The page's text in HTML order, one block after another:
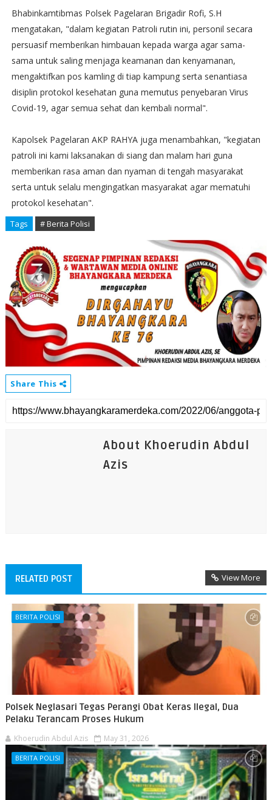
Bhabinkamtibmas Polsek Pagelaran Brigadir Rofi, S.H
mengatakan, "dalam kegiatan Patroli rutin ini, personil secara
persuasif memberikan himbauan kepada warga agar sama-
sama untuk saling menjaga keamanan dan kenyamanan,
mengaktifkan pos kamling di tiap kampung serta senantiasa
disiplin protokol kesehatan guna memutus penyebaran Virus
Covid-19, agar semua sehat dan kembali normal".
Kapolsek Pagelaran AKP RAHYA juga menambahkan, "kegiatan
patroli ini kami laksanakan di siang dan malam hari guna
memberikan rasa aman dan nyaman di tengah masyarakat
serta untuk selalu mengingatkan masyarakat agar mematuhi
protokol kesehatan".
Tags # Berita Polisi
Share This
About Khoerudin Abdul
Azis
RELATED POST View More
BERITA POLISI
Polsek Neglasari Tegas Perangi Obat Keras Ilegal, Dua
Pelaku Terancam Proses Hukum
Khoerudin Abdul Azis May 31, 2026
BERITA POLISI